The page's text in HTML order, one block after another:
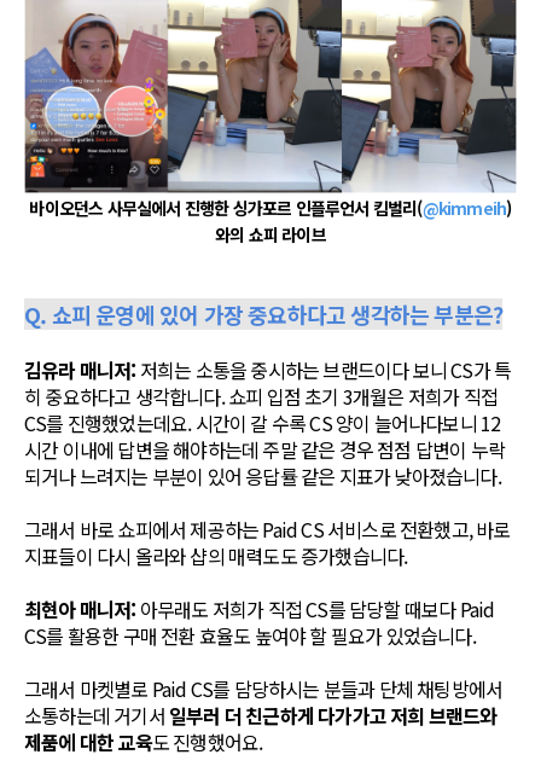
바이오던스 사무실에서 진행한 싱가포르 인플루언서 킴벌리(@kimmeih)
와의 쇼피 라이브
Q. 쇼피 운영에 있어 가장 중요하다고 생각하는 부분은?
김유라 매니저: 저희는 소통을 중시하는 브랜드이다 보니 CS가 특
히 중요하다고 생각합니다. 쇼피 입점 초기 3개월은 저희가 직접
CS를 진행했었는데요. 시간이 갈 수록 CS 양이 늘어나다보니 12
시간 이내에 답변을 해야하는데 주말 같은 경우 점점 답변이 누락
되거나 느려지는 부분이 있어 응답률 같은 지표가 낮아졌습니다.
그래서 바로 쇼피에서 제공하는 Paid CS 서비스로 전환했고, 바로
지표들이 다시 올라와 샵의 매력도도 증가했습니다.
최현아 매니저: 아무래도 저희가 직접 CS를 담당할 때보다 Paid
CS를 활용한 구매 전환 효율도 높여야 할 필요가 있었습니다.
그래서 마켓별로 Paid CS를 담당하시는 분들과 단체 채팅방에서
소통하는데 거기서 일부러 더 친근하게 다가가고 저희 브랜드와
제품에 대한 교육도 진행했어요.